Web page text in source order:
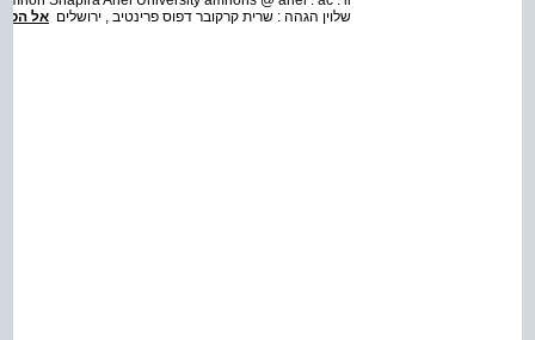
שלוין הגהה : שרית קרקובר דפוס פרינטיב , ירושלים אל